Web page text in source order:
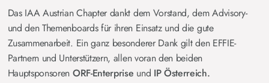
Das IAA Austrian Chapter dankt dem Vorstand, dem Advisory-
und den Themenboards für ihren Einsatz und die gute
Zusammenarbeit. Ein ganz besonderer Dank gilt den EFFIE-
Partnern und Unterstützern, allen voran den beiden
Hauptsponsoren ORF-Enterprise und IP Österreich.